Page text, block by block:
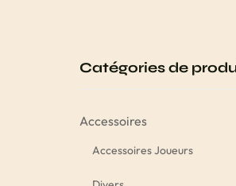
Catégories de
Accessoires
Accessoires Joueurs